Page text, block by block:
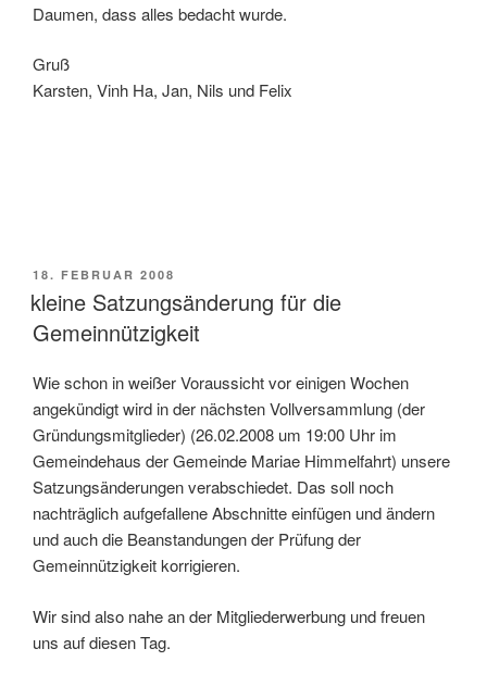
Daumen, dass alles bedacht wurde.
Gruß
Karsten, Vinh Ha, Jan, Nils und Felix
VERÖFFENTLICHT
AM
18. FEBRUAR 2008
kleine Satzungsänderung für die
Gemeinnützigkeit
Wie schon in weißer Voraussicht vor einigen Wochen
angekündigt wird in der nächsten Vollversammlung (der
Gründungsmitglieder) (26.02.2008 um 19:00 Uhr im
Gemeindehaus der Gemeinde Mariae Himmelfahrt) unsere
Satzungsänderungen verabschiedet. Das soll noch
nachträglich aufgefallene Abschnitte einfügen und ändern
und auch die Beanstandungen der Prüfung der
Gemeinnützigkeit korrigieren.
Wir sind also nahe an der Mitgliederwerbung und freuen
uns auf diesen Tag.